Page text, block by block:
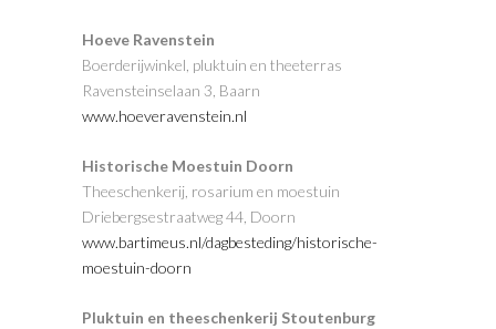
Hoeve Ravenstein
Boerderijwinkel, pluktuin en theeterras
Ravensteinselaan 3, Baarn
www.hoeveravenstein.nl
Historische Moestuin Doorn
Theeschenkerij, rosarium en moestuin
Driebergsestraatweg 44, Doorn
www.bartimeus.nl/dagbesteding/historische-
moestuin-doorn
Pluktuin en theeschenkerij Stoutenburg